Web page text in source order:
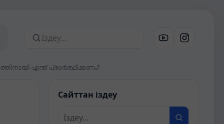
Сайттан іздеу
എന്ത് പ്രാർത്ഥിക്കണം?
Сайттан іздеу